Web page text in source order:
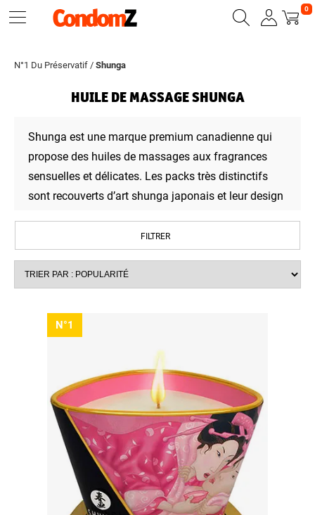
0
N°1 Du Préservatif / Shunga
HUILE DE MASSAGE SHUNGA
Shunga est une marque premium canadienne qui
propose des huiles de massages aux fragrances
sensuelles et délicates. Les packs très distinctifs
sont recouverts d’art shunga japonais et leur design
d’élégance. Leurs contenus sont de petits trésors
aphrodisiaques et des poudres pour le corps
huiles et des crèmes pour des massages hautement
sensuels, des stimulants, lubrifiants et bien d’autres.
FILTRER
N°1